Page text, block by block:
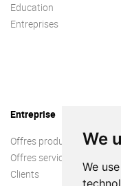
We
We
Education
Entreprises
Entreprise
Offres produit
Offres services
Clients